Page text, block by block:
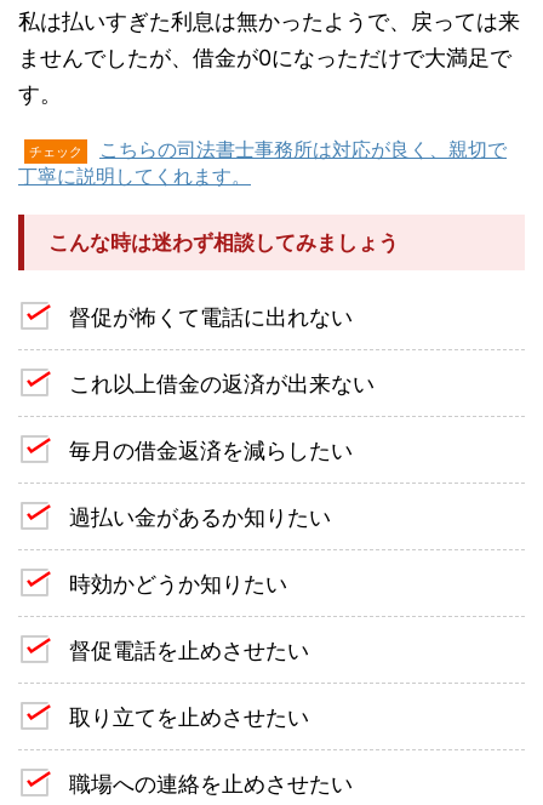
私は払いすぎた利息は無かったようで、戻っては来
ませんでしたが、借金が0になっただけで大満足で
す。
チェック
こちらの司法書士事務所は対応が良く、親切で
丁寧に説明してくれます。
こんな時は迷わず相談してみましょう
督促が怖くて電話に出れない
これ以上借金の返済が出来ない
毎月の借金返済を減らしたい
過払い金があるか知りたい
時効かどうか知りたい
督促電話を止めさせたい
取り立てを止めさせたい
職場への連絡を止めさせたい